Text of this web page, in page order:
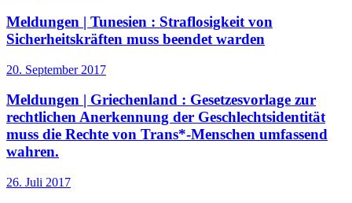
Meldungen | Tunesien : Straflosigkeit von
Sicherheitskräften muss beendet warden
20. September 2017
Meldungen | Griechenland : Gesetzesvorlage zur
rechtlichen Anerkennung der Geschlechtsidentität
muss die Rechte von Trans*-Menschen umfassend
wahren.
26. Juli 2017